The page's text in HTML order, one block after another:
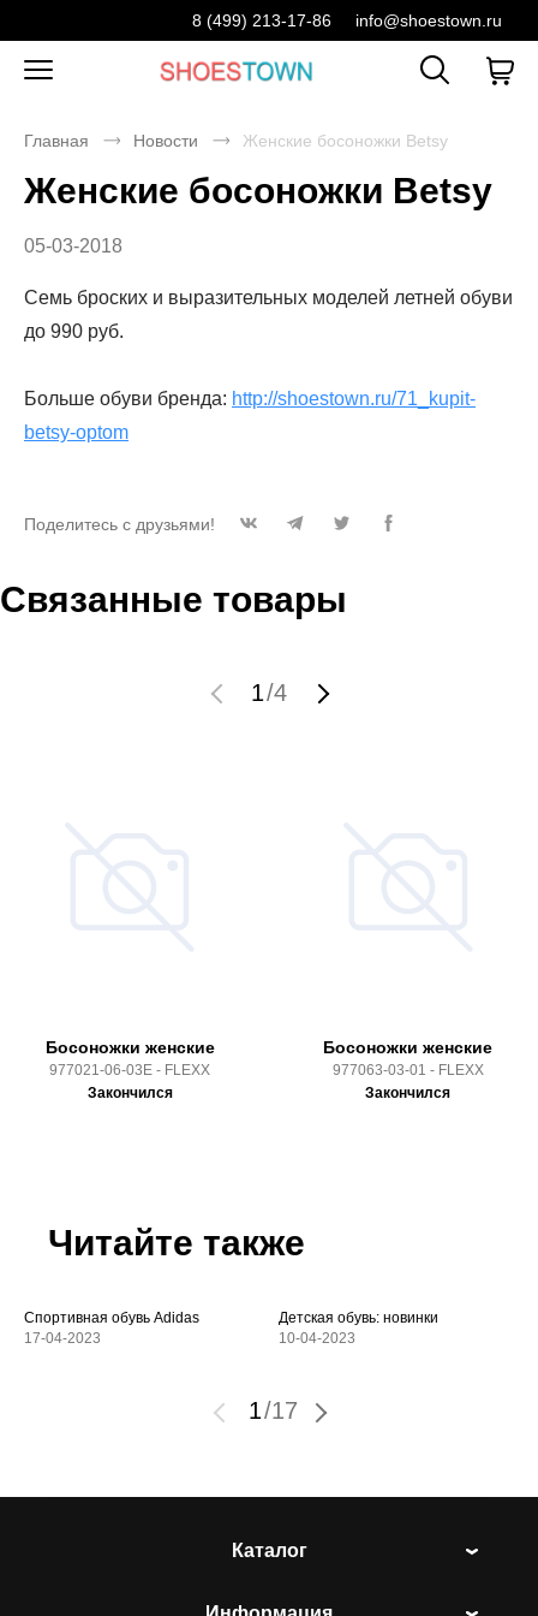
8 (499) 213-17-86 info@shoestown.ru
Главная Новости Женские босоножки Betsy
Женские босоножки Betsy
05-03-2018
Семь броских и выразительных моделей летней обуви
до 990 руб.
Больше обуви бренда: http://shoestown.ru/71_kupit-
betsy-optom
Поделитесь с друзьями!
Связанные товары
1/4
Босоножки женские
977021-06-03E - FLEXX
Закончился
Босоножки женские
977063-03-01 - FLEXX
Закончился
Читайте также
Спортивная обувь Adidas
17-04-2023
Детская обувь: новинки
10-04-2023
1/17
Каталог